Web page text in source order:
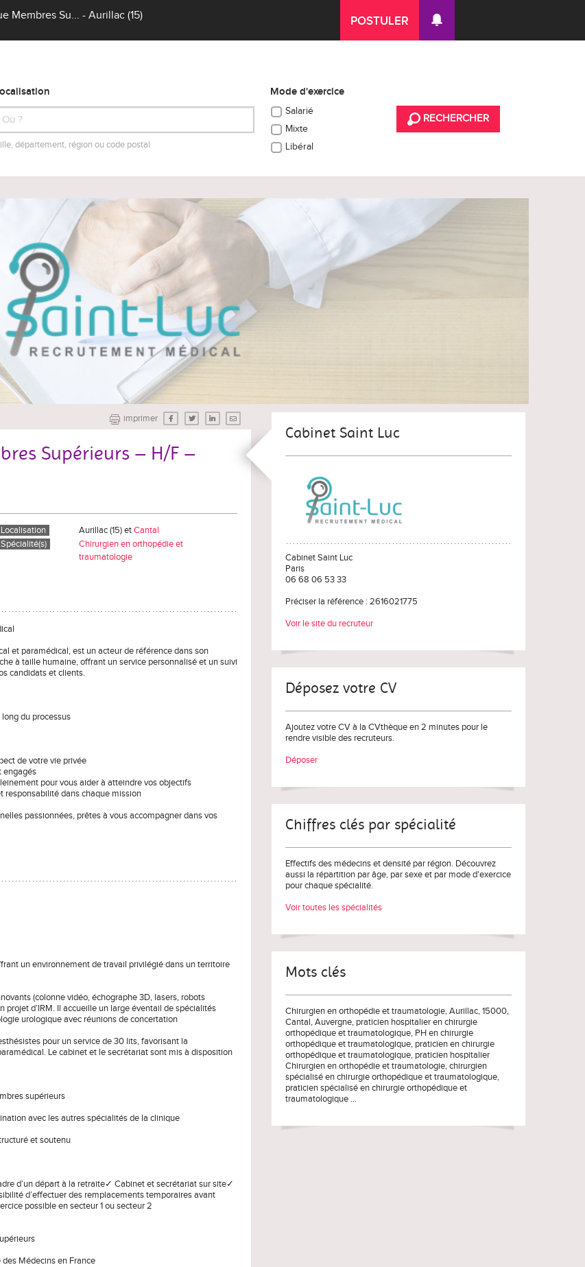
Membres Su... - Aurillac (15) POSTULER
département, région ou code postal
Mode d'exercice
Salarié
Mixte
Libéral
RECHERCHER
imprimer
Supérieurs – H/F –
Localisation Aurillac (15) etCantal
Spécialité(s)
Chirurgien en orthopédie et
traumatologie
et paramédical, est un acteur de référence dans son
à taille humaine, offrant un service personnalisé et un suivi
candidats et clients.
du processus
de votre vie privée
engagés
pour vous aider à atteindre vos objectifs
responsabilité dans chaque mission
passionnées, prêtes à vous accompagner dans vos
un environnement de travail privilégié dans un territoire
(colonne vidéo, échographe 3D, lasers, robots
projet d’IRM. Il accueille un large éventail de spécialités
urologique avec réunions de concertation
pour un service de 30 lits, favorisant la
Le cabinet et le secrétariat sont mis à disposition
supérieurs
avec les autres spécialités de la clinique
et soutenu
d’un départ à la retraite✓ Cabinet et secrétariat sur site✓
d’effectuer des remplacements temporaires avant
possible en secteur 1 ou secteur 2
des Médecins en France
Cabinet Saint Luc
Cabinet Saint Luc
Paris
06 68 06 53 33
Préciser la référence : 2616021775
Voir le site du recruteur
Déposez votre CV
Ajoutez votre CV à la CVthèque en 2 minutes pour le
rendre visible des recruteurs.
Déposer
Chiffres clés par spécialité
Effectifs des médecins et densité par région. Découvrez
aussi la répartition par âge, par sexe et par mode d'exercice
pour chaque spécialité.
Voir toutes les spécialités
Mots clés
Chirurgien en orthopédie et traumatologie, Aurillac, 15000,
Cantal,Auvergne, praticien hospitalier en chirurgie
orthopédique et traumatologique, PH en chirurgie
orthopédique et traumatologique, praticien en chirurgie
orthopédique et traumatologique, praticien hospitalier
Chirurgien en orthopédie et traumatologie,chirurgien
spécialisé en chirurgie orthopédique et traumatologique,
praticien spécialisé en chirurgie orthopédique et
traumatologique ...